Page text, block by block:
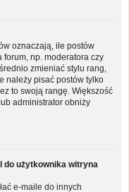
oznaczają, ile postów
forum, np. moderatora czy
zmieniać stylu rang,
należy pisać postów tylko
to swoją rangę. Większość
administrator obniży
do użytkownika witryna
e-maile do innych